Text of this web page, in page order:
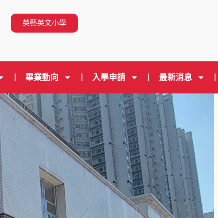
英藝英文小學
畢業動向 入學申請 最新消息